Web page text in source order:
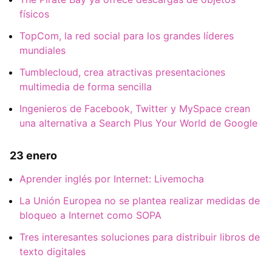
físicos
TopCom, la red social para los grandes líderes
mundiales
Tumblecloud, crea atractivas presentaciones
multimedia de forma sencilla
Ingenieros de Facebook, Twitter y MySpace crean
una alternativa a Search Plus Your World de Google
23 enero
Aprender inglés por Internet: Livemocha
La Unión Europea no se plantea realizar medidas de
bloqueo a Internet como SOPA
Tres interesantes soluciones para distribuir libros de
texto digitales